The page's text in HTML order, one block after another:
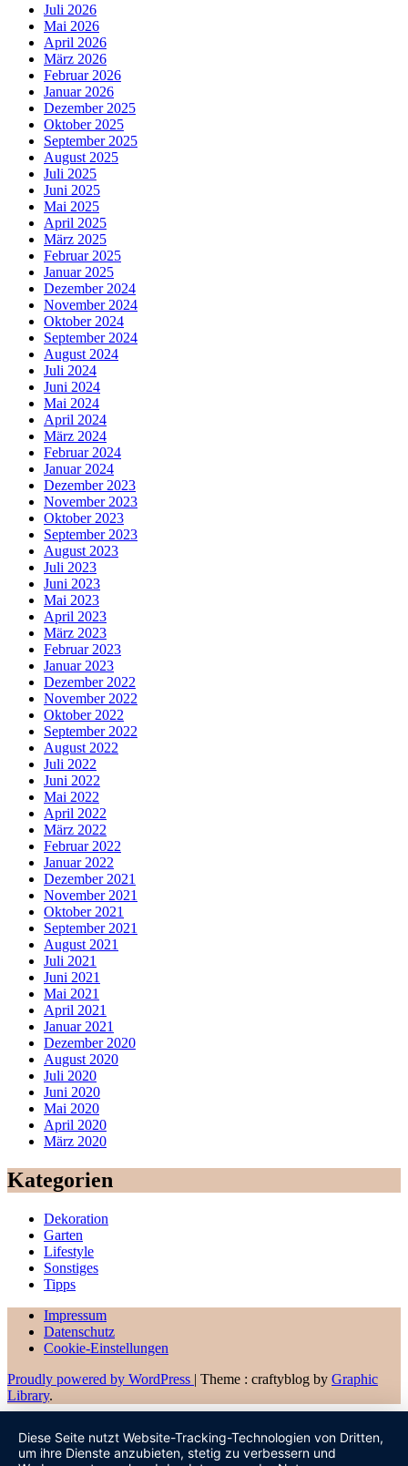
Juli 2026
Mai 2026
April 2026
März 2026
Februar 2026
Januar 2026
Dezember 2025
Oktober 2025
September 2025
August 2025
Juli 2025
Juni 2025
Mai 2025
April 2025
März 2025
Februar 2025
Januar 2025
Dezember 2024
November 2024
Oktober 2024
September 2024
August 2024
Juli 2024
Juni 2024
Mai 2024
April 2024
März 2024
Februar 2024
Januar 2024
Dezember 2023
November 2023
Oktober 2023
September 2023
August 2023
Juli 2023
Juni 2023
Mai 2023
April 2023
März 2023
Februar 2023
Januar 2023
Dezember 2022
November 2022
Oktober 2022
September 2022
August 2022
Juli 2022
Juni 2022
Mai 2022
April 2022
März 2022
Februar 2022
Januar 2022
Dezember 2021
November 2021
Oktober 2021
September 2021
August 2021
Juli 2021
Juni 2021
Mai 2021
April 2021
Januar 2021
Dezember 2020
August 2020
Juli 2020
Juni 2020
Mai 2020
April 2020
März 2020
Kategorien
Dekoration
Garten
Lifestyle
Sonstiges
Tipps
Impressum
Datenschutz
Cookie-Einstellungen
Proudly powered by WordPress | Theme : craftyblog by Graphic
Library.
Diese Seite nutzt Website-Tracking-Technologien von Dritten,
um ihre Dienste anzubieten, stetig zu verbessern und